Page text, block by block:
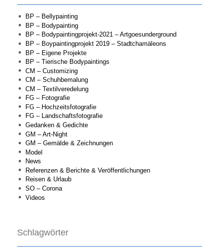
BP – Bellypainting
BP – Bodypainting
BP – Bodypaintingprojekt-2021 – Artgoesunderground
BP – Boypaintingprojekt 2019 – Stadtchamäleons
BP – Eigene Projekte
BP – Tierische Bodypaintings
CM – Customizing
CM – Schuhbemalung
CM – Textilveredelung
FG – Fotografie
FG – Hochzeitsfotografie
FG – Landschaftsfotografie
Gedanken & Gedichte
GM – Art-Night
GM – Gemälde & Zeichnungen
Model
News
Referenzen & Berichte & Veröffentlichungen
Reisen & Urlaub
SO – Corona
Videos
Schlagwörter